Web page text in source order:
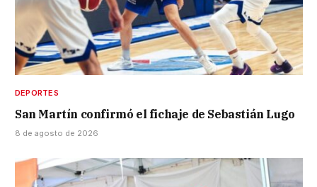
DEPORTES
San Martín confirmó el fichaje de Sebastián Lugo
8 de agosto de 2026